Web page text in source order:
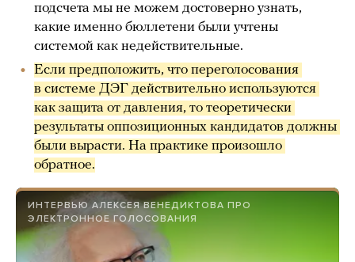
подсчета мы не можем достоверно узнать,
какие именно бюллетени были учтены
системой как недействительные.
Если предположить, что переголосования
в системе ДЭГ действительно используются
как защита от давления, то теоретически
результаты оппозиционных кандидатов должны
были вырасти. На практике произошло
обратное.
ИНТЕРВЬЮ АЛЕКСЕЯ ВЕНЕДИКТОВА ПРО
ЭЛЕКТРОННОЕ ГОЛОСОВАНИЯ